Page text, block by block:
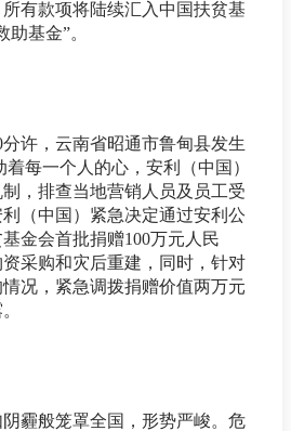
有款项将陆续汇入中国扶贫基
基金”。
分许，云南省昭通市鲁甸县发生
每一个人的心，安利（中国）
，排查当地营销人员及员工受
（中国）紧急决定通过安利公
金会首批捐赠100万元人民
采购和灾后重建，同时，针对
况，紧急调拨捐赠价值两万元
霾般笼罩全国，形势严峻。危